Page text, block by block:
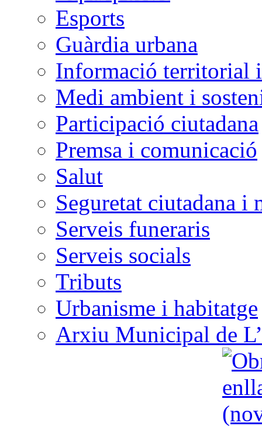
Esports
Guàrdia urbana
Informació territorial
Medi ambient i
Participació ciutadana
Premsa i comunicació
Salut
Seguretat ciutadana i
Serveis funeraris
Serveis socials
Tributs
Urbanisme i habitatge
Arxiu Municipal de